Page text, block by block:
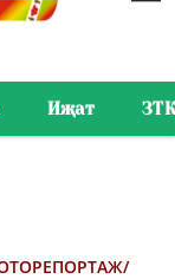
Иҗат ЗТК